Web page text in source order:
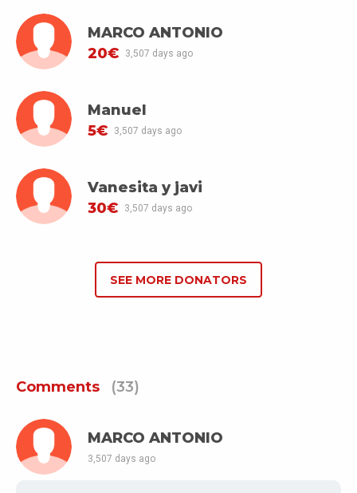
MARCO ANTONIO
20€
3,507 days ago
Manuel
5€
3,507 days ago
Vanesita y javi
30€
3,507 days ago
SEE MORE DONATORS
Comments (33)
MARCO ANTONIO
3,507 days ago